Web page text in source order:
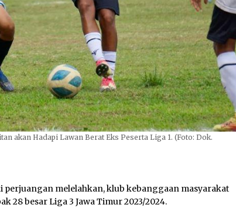
akan Hadapi Lawan Berat Eks Peserta Liga 1. (Foto: Dok.
perjuangan melelahkan, klub kebanggaan masyarakat
28 besar Liga 3 Jawa Timur 2023/2024.